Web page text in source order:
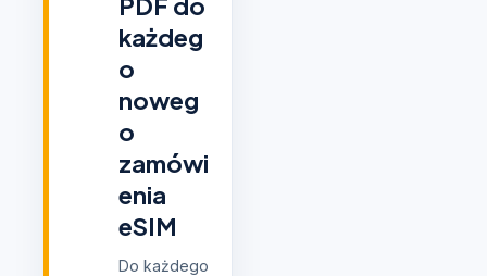
każdeg
o
noweg
o
zamówi
enia
eSIM
Do każdego